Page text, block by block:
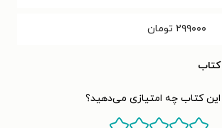
۲۹۹۰۰۰ تومان
کتاب
این کتاب چه امتیازی می‌دهید؟